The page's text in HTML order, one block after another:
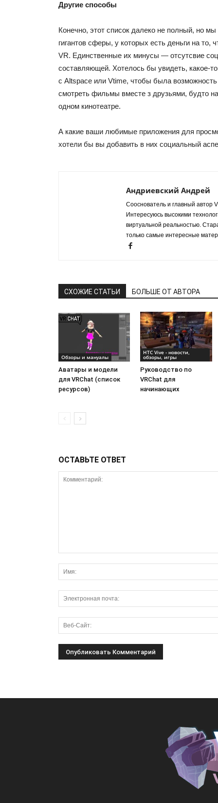
Другие способы
Конечно, этот список далеко не полный, но
гигантов сферы, у которых есть деньги на то,
VR. Единственные их минусы — отсутсвие
составляющей. Хотелось бы увидеть, какое-
с Altspace или Vtime, чтобы была
смотреть фильмы вместе з друзьями, будто
одном кинотеатре.
А какие ваши любимые приложения для
хотели бы вы добавить в них социальный
Андриевский Андрей
Сооснователь и главный автор
Интересуюсь высокими
виртуальной реальностью.
только самые интересные
СХОЖИЕ СТАТЬИ БОЛЬШЕ ОТ АВТОРА
Обзоры и мануалы
Аватары и модели
для VRChat (список
ресурсов)
HTC Vive - новости,
обзоры, игры
Руководство по
VRChat для
начинающих
ОСТАВЬТЕ ОТВЕТ